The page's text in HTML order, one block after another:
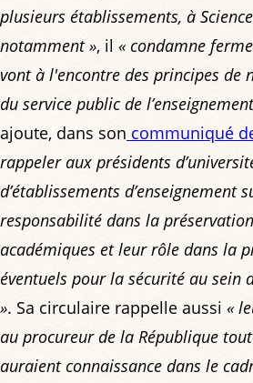
plusieurs établissements, à
notamment », il « condamne
vont à l'encontre des principes de
du service public de
ajoute, dans son communiqué
rappeler aux présidents
d’établissements d’enseignement
responsabilité dans la
académiques et leur rôle dans la
éventuels pour la sécurité au sein
». Sa circulaire rappelle aussi «
au procureur de la République
auraient connaissance dans le